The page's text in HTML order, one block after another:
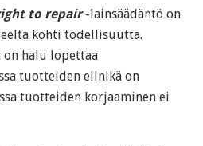
to repair-lainsäädäntö on
kohti todellisuutta.
on halu lopettaa
tuotteiden elinikä on
tuotteiden korjaaminen ei